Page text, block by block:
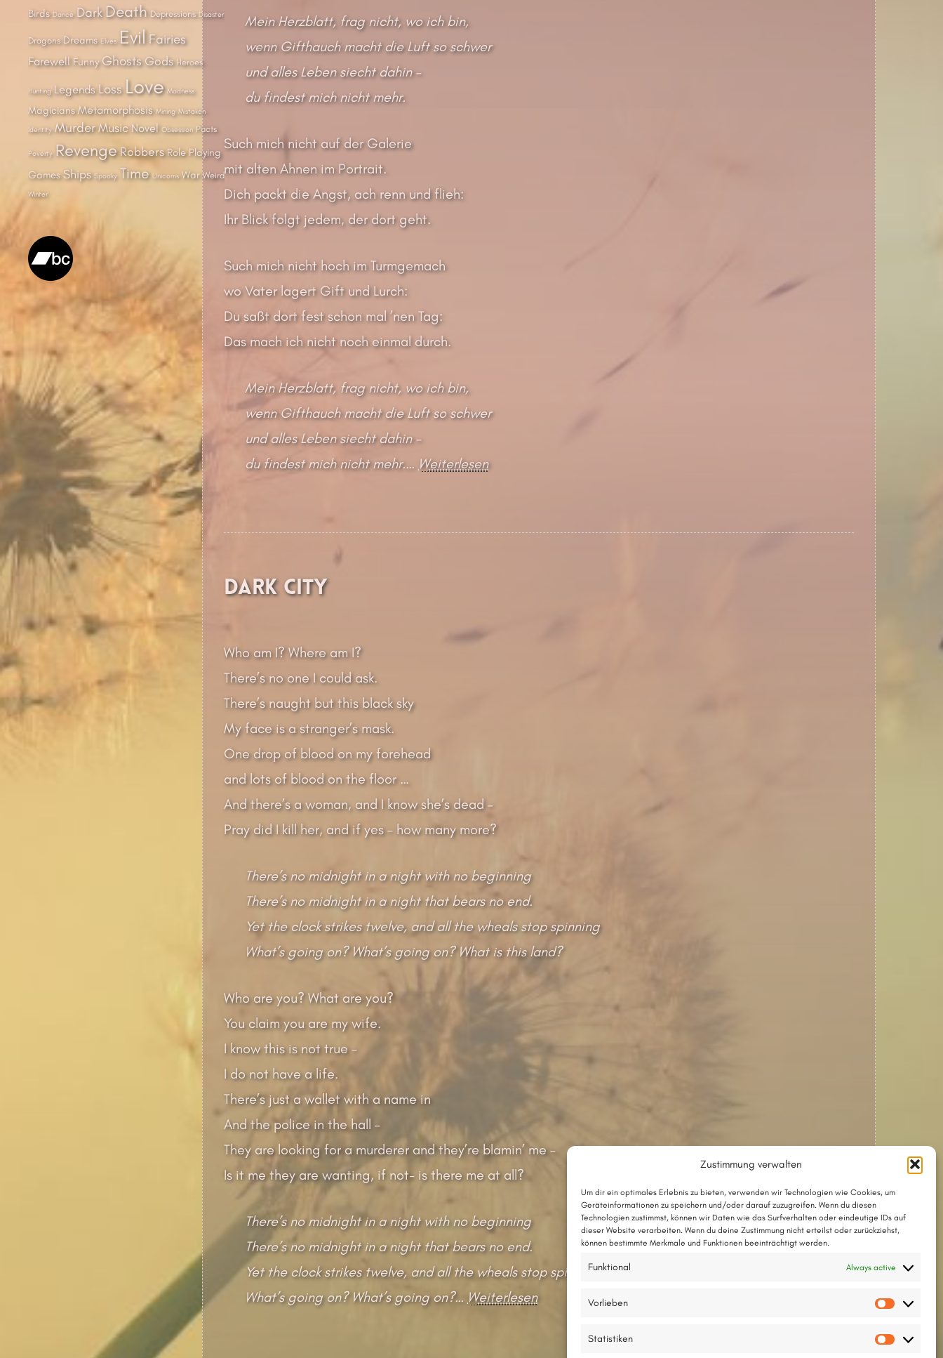
Zustimmung verwalten
Um dir ein optimales Erlebnis zu bieten, verwenden wir Technologien wie Cookies, um
Geräteinformationen zu speichern und/oder darauf zuzugreifen. Wenn du diesen
Technologien zustimmst, können wir Daten wie das Surfverhalten oder eindeutige IDs auf
dieser Website verarbeiten. Wenn du deine Zustimmung nicht erteilst oder zurückziehst,
können bestimmte Merkmale und Funktionen beeinträchtigt werden.
Funktional Always active
Vorlieben
Statistiken
Mein Herzblatt, frag nicht, wo ich bin,
wenn Gifthauch macht die Luft so schwer
und alles Leben siecht dahin –
du findest mich nicht mehr.
Such mich nicht auf der Galerie
mit alten Ahnen im Portrait.
Dich packt die Angst, ach renn und flieh:
Ihr Blick folgt jedem, der dort geht.
Such mich nicht hoch im Turmgemach
wo Vater lagert Gift und Lurch:
Du saßt dort fest schon mal ’nen Tag:
Das mach ich nicht noch einmal durch.
Mein Herzblatt, frag nicht, wo ich bin,
wenn Gifthauch macht die Luft so schwer
und alles Leben siecht dahin –
du findest mich nicht mehr.… Weiterlesen
Dark City
Who am I? Where am I?
There’s no one I could ask.
There’s naught but this black sky
My face is a stranger’s mask.
One drop of blood on my forehead
and lots of blood on the floor …
And there’s a woman, and I know she’s dead –
Pray did I kill her, and if yes – how many more?
There’s no midnight in a night with no beginning
There’s no midnight in a night that bears no end.
Yet the clock strikes twelve, and all the wheals stop spinning
What’s going on? What’s going on? What is this land?
Who are you? What are you?
You claim you are my wife.
I know this is not true –
I do not have a life.
There’s just a wallet with a name in
And the police in the hall –
They are looking for a murderer and they’re blamin’ me –
Is it me they are wanting, if not- is there me at all?
There’s no midnight in a night with no beginning
There’s no midnight in a night that bears no end.
Yet the clock strikes twelve, and all the wheals stop spinning
What’s going on? What’s going on?… Weiterlesen
Birds Dance Dark Death Depressions Disaster
Dragons Dreams Elves Evil Fairies
Farewell Funny Ghosts Gods Heroes
Hunting Legends Loss Love Madness
Magicians Metamorphosis Mining Mistaken
Identity MurderMusic Novel Obsession Pacts
Poverty Revenge Robbers Role Playing
Games Ships Spooky Time Unicorns War Weird
Winter